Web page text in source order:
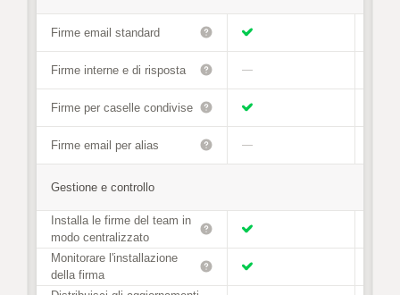
Firme email standard
Firme interne e di risposta —
Firme per caselle condivise
Firme email per alias —
Gestione e controllo
Installa le firme del team in
modo centralizzato
Monitorare l'installazione
della firma